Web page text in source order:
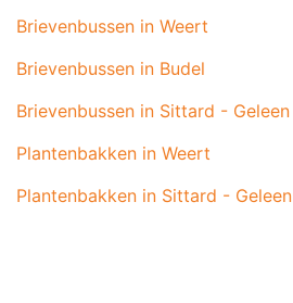
Brievenbussen in Weert
Brievenbussen in Budel
Brievenbussen in Sittard - Geleen
Plantenbakken in Weert
Plantenbakken in Sittard - Geleen